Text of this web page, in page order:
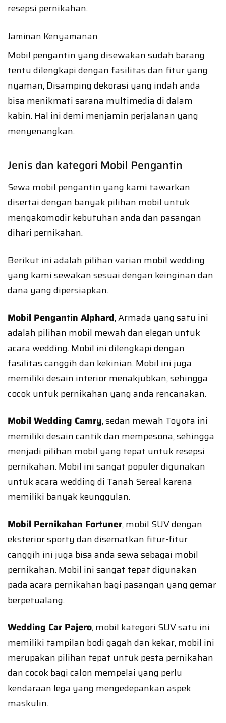
resepsi pernikahan.
Jaminan Kenyamanan
Mobil pengantin yang disewakan sudah barang
tentu dilengkapi dengan fasilitas dan fitur yang
nyaman, Disamping dekorasi yang indah anda
bisa menikmati sarana multimedia di dalam
kabin. Hal ini demi menjamin perjalanan yang
menyenangkan.
Jenis dan kategori Mobil Pengantin
Sewa mobil pengantin yang kami tawarkan
disertai dengan banyak pilihan mobil untuk
mengakomodir kebutuhan anda dan pasangan
dihari pernikahan.
Berikut ini adalah pilihan varian mobil wedding
yang kami sewakan sesuai dengan keinginan dan
dana yang dipersiapkan.
Mobil Pengantin Alphard, Armada yang satu ini
adalah pilihan mobil mewah dan elegan untuk
acara wedding. Mobil ini dilengkapi dengan
fasilitas canggih dan kekinian. Mobil ini juga
memiliki desain interior menakjubkan, sehingga
cocok untuk pernikahan yang anda rencanakan.
Mobil Wedding Camry, sedan mewah Toyota ini
memiliki desain cantik dan mempesona, sehingga
menjadi pilihan mobil yang tepat untuk resepsi
pernikahan. Mobil ini sangat populer digunakan
untuk acara wedding di Tanah Sereal karena
memiliki banyak keunggulan.
Mobil Pernikahan Fortuner, mobil SUV dengan
eksterior sporty dan disematkan fitur-fitur
canggih ini juga bisa anda sewa sebagai mobil
pernikahan. Mobil ini sangat tepat digunakan
pada acara pernikahan bagi pasangan yang gemar
berpetualang.
Wedding Car Pajero, mobil kategori SUV satu ini
memiliki tampilan bodi gagah dan kekar, mobil ini
merupakan pilihan tepat untuk pesta pernikahan
dan cocok bagi calon mempelai yang perlu
kendaraan lega yang mengedepankan aspek
maskulin.